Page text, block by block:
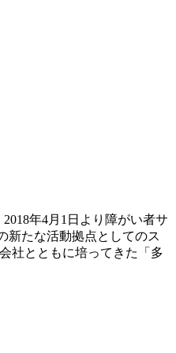
年4月1日より障がい者サ
新たな活動拠点としてのス
社とともに培ってきた「多